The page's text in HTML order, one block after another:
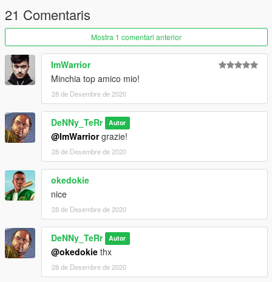
If you appreciate my works go on my Instagram channel and
leave me a follow, thanks !!
---------------------------------------------------------
"Per novita su nuove skin entra nel mio discord!"
https://discord.com/invite/RfmEvVf
21 Comentaris
Mostra 1 comentari anterior
ImWarrior
Minchia top amico mio!
28 de Desembre de 2020
DeNNy_TeRr Autor
@ImWarriorgrazie!
28 de Desembre de 2020
okedokie
nice
28 de Desembre de 2020
DeNNy_TeRr Autor
@okedokie thx
28 de Desembre de 2020